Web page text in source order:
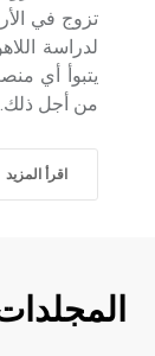
تزوج في
لدراسة
يتبوأ أي
من أجل ذلك.
اقرأ المزيد